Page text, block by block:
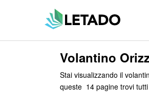
Volantino
Stai visualizzando il
queste 14 pagine trovi